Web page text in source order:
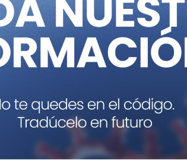
Nombre
Correo
electrónico